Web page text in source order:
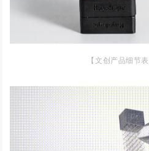
【文创产品细节